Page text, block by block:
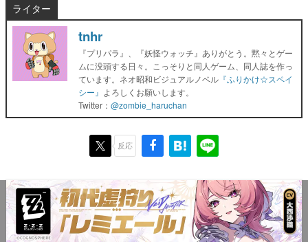
ライター
tnhr
『プリパラ』、『妖怪ウォッチ』ありがとう。黙々とゲー
ムに没頭する日々。こっそりと同人ゲーム、同人誌を作っ
ています。ネオ昭和ビジュアルノベル 『ふりかけ☆スペイ
シー』 よろしくお願いします。
Twitter： @zombie_haruchan
反応
この記事に関するタグ
Razer tnhr Viper V2 Pro
ニュース
マウス